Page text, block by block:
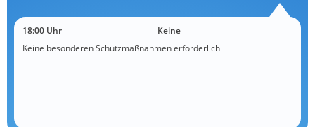
18:00 Uhr
Keine
Keine besonderen Schutzmaßnahmen erforderlich